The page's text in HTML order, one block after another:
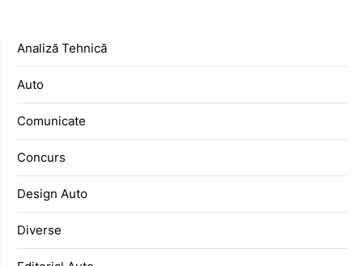
Analiză Tehnică
Auto
Comunicate
Concurs
Design Auto
Diverse